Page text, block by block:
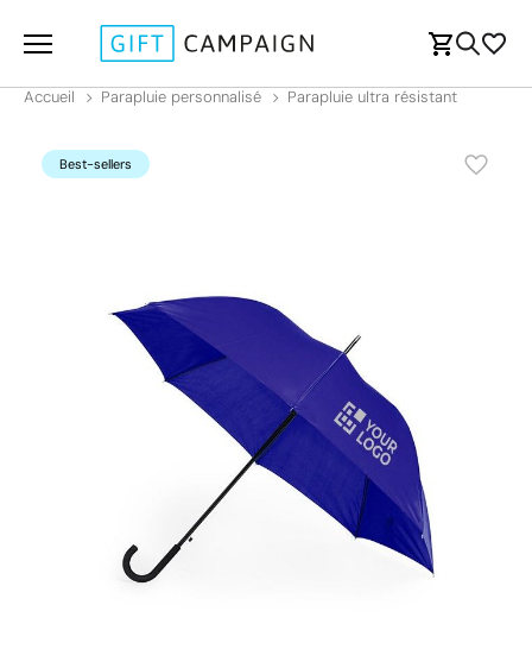
Accueil Parapluie personnalisé Parapluie ultra résistant
Best-sellers